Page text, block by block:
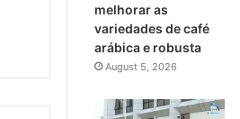
melhorar as
variedades de café
arábica e robusta
August 5, 2026